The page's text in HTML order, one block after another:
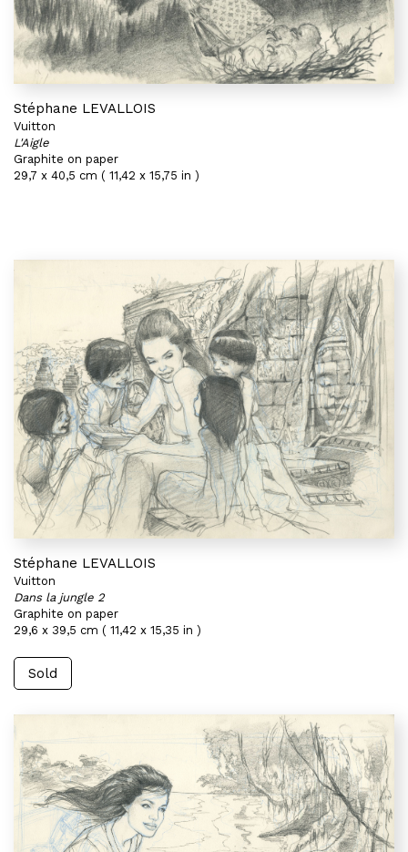
Stéphane LEVALLOIS
Vuitton
L'Aigle
Graphite on paper
29,7 x 40,5 cm ( 11,42 x 15,75 in )
Stéphane LEVALLOIS
Vuitton
Dans la jungle 2
Graphite on paper
29,6 x 39,5 cm ( 11,42 x 15,35 in )
Sold